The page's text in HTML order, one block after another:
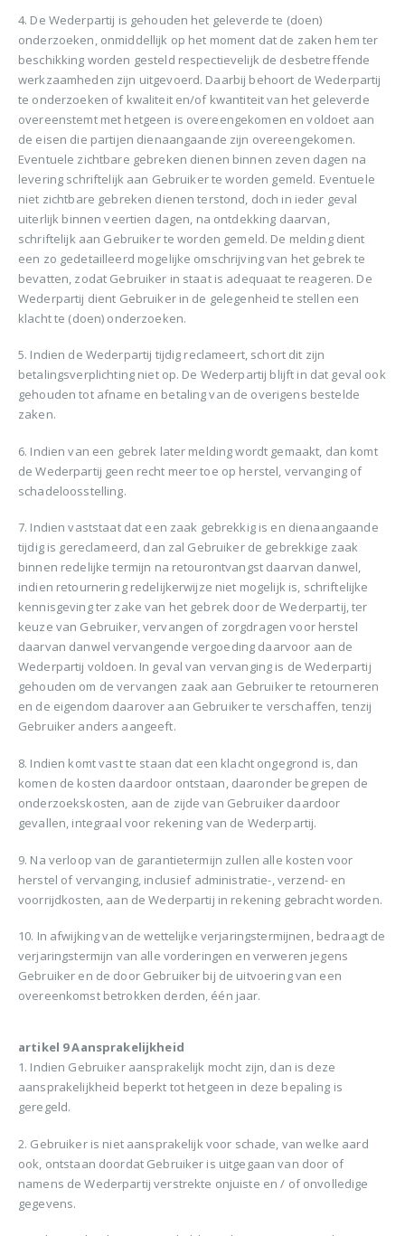
4. De Wederpartij is gehouden het geleverde te (doen)
onderzoeken, onmiddellijk op het moment dat de zaken hem ter
beschikking worden gesteld respectievelijk de desbetreffende
werkzaamheden zijn uitgevoerd. Daarbij behoort de Wederpartij
te onderzoeken of kwaliteit en/of kwantiteit van het geleverde
overeenstemt met hetgeen is overeengekomen en voldoet aan
de eisen die partijen dienaangaande zijn overeengekomen.
Eventuele zichtbare gebreken dienen binnen zeven dagen na
levering schriftelijk aan Gebruiker te worden gemeld. Eventuele
niet zichtbare gebreken dienen terstond, doch in ieder geval
uiterlijk binnen veertien dagen, na ontdekking daarvan,
schriftelijk aan Gebruiker te worden gemeld. De melding dient
een zo gedetailleerd mogelijke omschrijving van het gebrek te
bevatten, zodat Gebruiker in staat is adequaat te reageren. De
Wederpartij dient Gebruiker in de gelegenheid te stellen een
klacht te (doen) onderzoeken.
5. Indien de Wederpartij tijdig reclameert, schort dit zijn
betalingsverplichting niet op. De Wederpartij blijft in dat geval ook
gehouden tot afname en betaling van de overigens bestelde
zaken.
6. Indien van een gebrek later melding wordt gemaakt, dan komt
de Wederpartij geen recht meer toe op herstel, vervanging of
schadeloosstelling.
7. Indien vaststaat dat een zaak gebrekkig is en dienaangaande
tijdig is gereclameerd, dan zal Gebruiker de gebrekkige zaak
binnen redelijke termijn na retourontvangst daarvan danwel,
indien retournering redelijkerwijze niet mogelijk is, schriftelijke
kennisgeving ter zake van het gebrek door de Wederpartij, ter
keuze van Gebruiker, vervangen of zorgdragen voor herstel
daarvan danwel vervangende vergoeding daarvoor aan de
Wederpartij voldoen. In geval van vervanging is de Wederpartij
gehouden om de vervangen zaak aan Gebruiker te retourneren
en de eigendom daarover aan Gebruiker te verschaffen, tenzij
Gebruiker anders aangeeft.
8. Indien komt vast te staan dat een klacht ongegrond is, dan
komen de kosten daardoor ontstaan, daaronder begrepen de
onderzoekskosten, aan de zijde van Gebruiker daardoor
gevallen, integraal voor rekening van de Wederpartij.
9. Na verloop van de garantietermijn zullen alle kosten voor
herstel of vervanging, inclusief administratie-, verzend- en
voorrijdkosten, aan de Wederpartij in rekening gebracht worden.
10. In afwijking van de wettelijke verjaringstermijnen, bedraagt de
verjaringstermijn van alle vorderingen en verweren jegens
Gebruiker en de door Gebruiker bij de uitvoering van een
overeenkomst betrokken derden, één jaar.
artikel 9 Aansprakelijkheid
1. Indien Gebruiker aansprakelijk mocht zijn, dan is deze
aansprakelijkheid beperkt tot hetgeen in deze bepaling is
geregeld.
2. Gebruiker is niet aansprakelijk voor schade, van welke aard
ook, ontstaan doordat Gebruiker is uitgegaan van door of
namens de Wederpartij verstrekte onjuiste en / of onvolledige
gegevens.